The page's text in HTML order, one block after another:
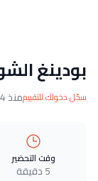
بودينغ
سجّل دخولك للتقييممنذ 4 أسابيع
وقت التحضير
5 دقيقة